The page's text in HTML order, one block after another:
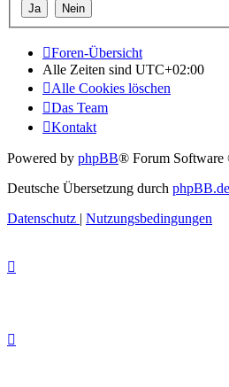
Foren-Übersicht
Alle Zeiten sind UTC+02:00
Alle Cookies löschen
Das Team
Kontakt
Powered by phpBB® Forum
Deutsche Übersetzung durch phpBB.de
Datenschutz | Nutzungsbedingungen